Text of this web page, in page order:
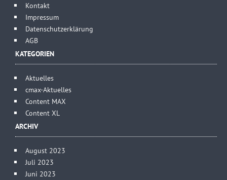
Kontakt
Impressum
Datenschutzerklärung
AGB
KATEGORIEN
Aktuelles
cmax-Aktuelles
Content MAX
Content XL
ARCHIV
August 2023
Juli 2023
Juni 2023